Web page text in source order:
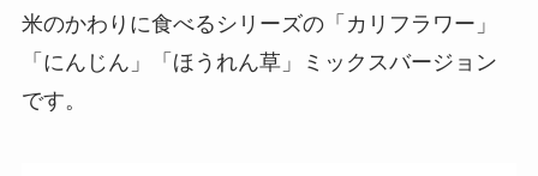
米のかわりに食べるシリーズの「カリフラワー」
「にんじん」「ほうれん草」ミックスバージョン
です。